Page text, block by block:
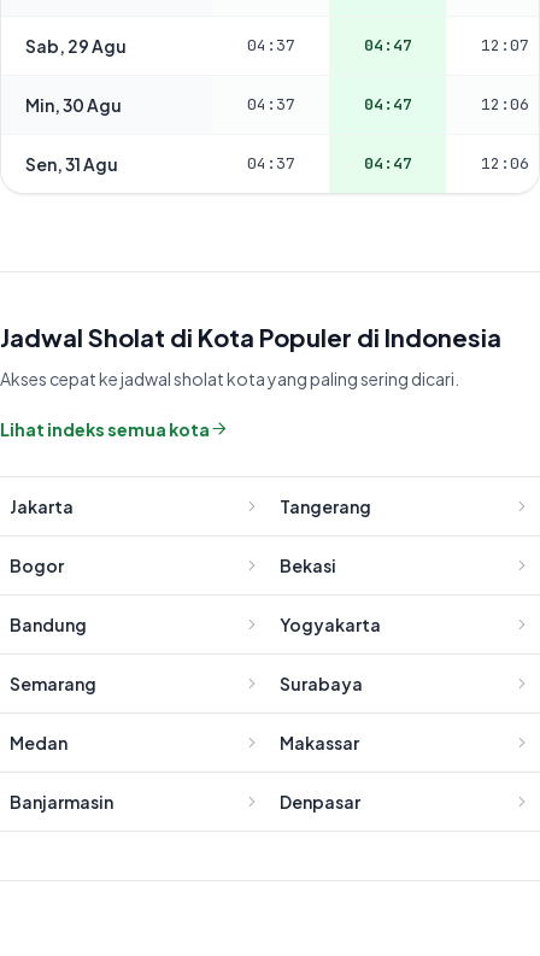
Sab, 29 Agu 04:37 04:47 12:07
Min, 30 Agu 04:37 04:47 12:06
Sen, 31 Agu 04:37 04:47 12:06
Jadwal Sholat di Kota Populer di Indonesia
Akses cepat ke jadwal sholat kota yang paling sering dicari.
Lihat indeks semua kota
Jakarta Tangerang
Bogor Bekasi
Bandung Yogyakarta
Semarang Surabaya
Medan Makassar
Banjarmasin Denpasar